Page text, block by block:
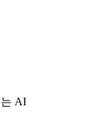
AI